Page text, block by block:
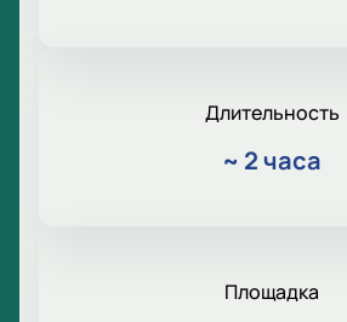
Длительность
~ 2 часа
Площадка